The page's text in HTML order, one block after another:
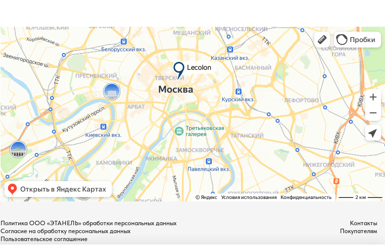
Политика ООО «ЭТАНЕЛЬ» обработки персональных данных
Согласие на обработку персональных данных
Пользовательское соглашение
Контакты
Покупателям